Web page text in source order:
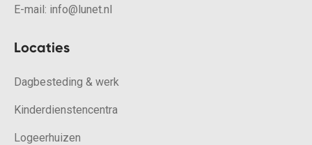
E-mail: info@lunet.nl
Locaties
Dagbesteding & werk
Kinderdienstencentra
Logeerhuizen